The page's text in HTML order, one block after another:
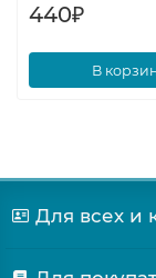
440₽
В
Для всех и